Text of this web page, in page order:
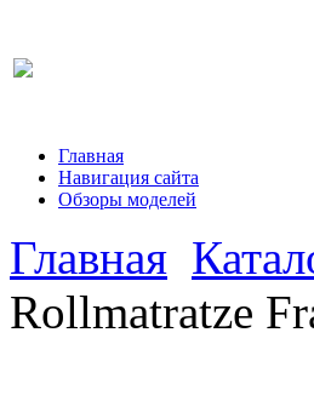
Главная
Навигация сайта
Обзоры моделей
Главная
Rollmatratze